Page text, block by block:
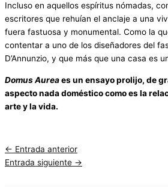
Incluso en aquellos espíritus nómadas,
escritores que rehuían el anclaje a una
fuera fastuosa y monumental. Como la
contentar a uno de los diseñadores del
D’Annunzio, y que más que una casa es
Domus Aureaes un ensayo prolijo, de
aspecto nada doméstico como es la
arte y la vida.
← Entrada anterior
Entrada siguiente →